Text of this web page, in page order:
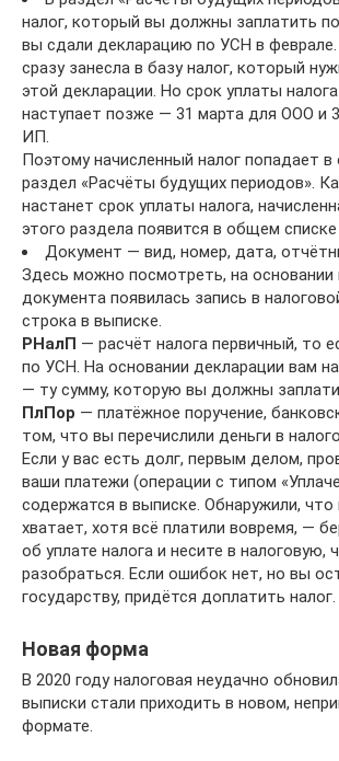
налог, который вы должны заплатить
вы сдали декларацию по УСН в феврале.
сразу занесла в базу налог, который
этой декларации. Но срок уплаты
наступает позже — 31 марта для ООО и
ИП.
Поэтому начисленный налог попадает
раздел «Расчёты будущих периодов».
настанет срок уплаты налога,
этого раздела появится в общем списке
Документ — вид, номер, дата,
Здесь можно посмотреть, на основании
документа появилась запись в
строка в выписке.
РНалП — расчёт налога первичный, то
по УСН. На основании декларации вам
— ту сумму, которую вы должны
ПлПор — платёжное поручение,
том, что вы перечислили деньги в
Если у вас есть долг, первым делом,
ваши платежи (операции с типом
содержатся в выписке. Обнаружили, что
хватает, хотя всё платили вовремя, —
об уплате налога и несите в налоговую,
разобраться. Если ошибок нет, но вы
государству, придётся доплатить налог.
Новая форма
В 2020 году налоговая неудачно
выписки стали приходить в новом,
формате.